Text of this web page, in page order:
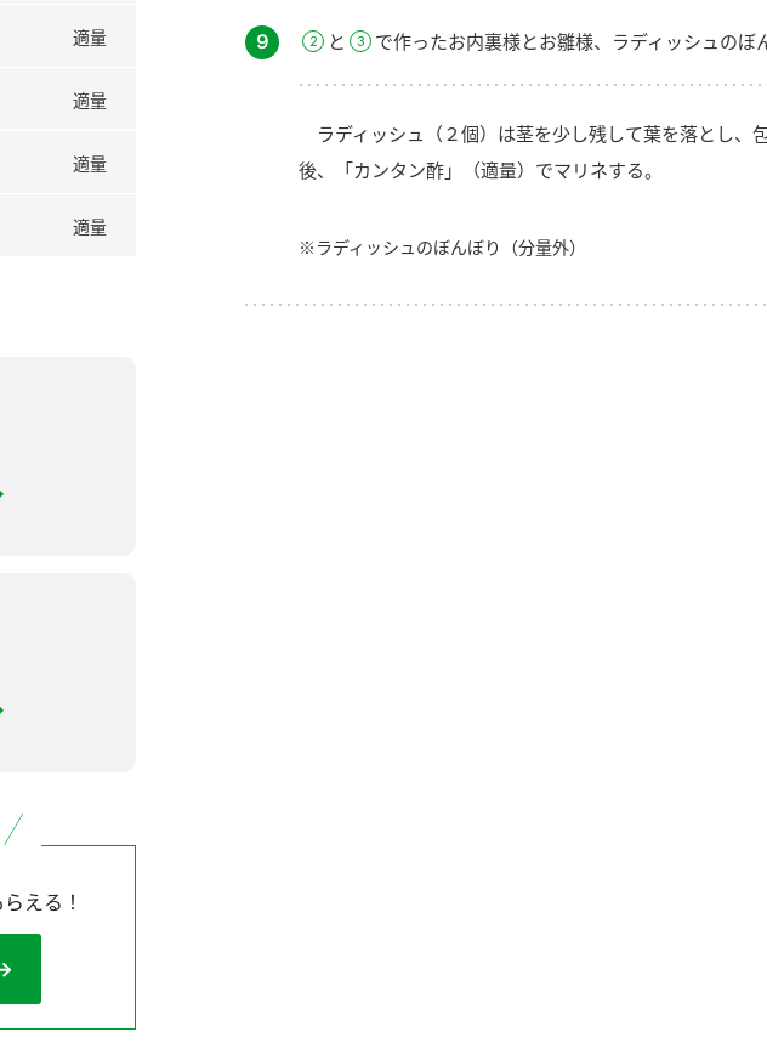
適量
適量
適量
適量
える！
９ と で作ったお内裏様とお雛様、ラディッシュのぼ
ラディッシュ（２個）は茎を少し残して葉を落とし、
後、「カンタン酢」（適量）でマリネする。
※ラディッシュのぼんぼり（分量外）